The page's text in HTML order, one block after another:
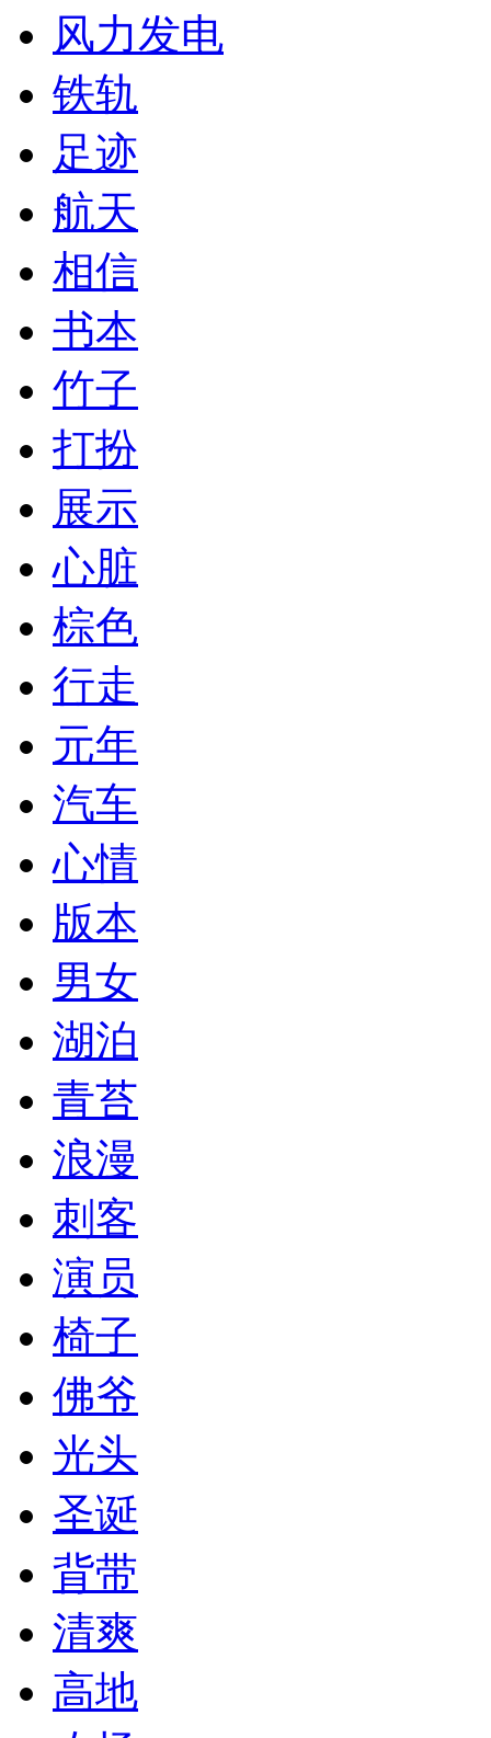
风力发电
铁轨
足迹
航天
相信
书本
竹子
打扮
展示
心脏
棕色
行走
元年
汽车
心情
版本
男女
湖泊
青苔
浪漫
刺客
演员
椅子
佛爷
光头
圣诞
背带
清爽
高地